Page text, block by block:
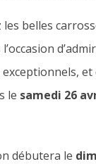
les belles
et
le samedi 26
débutera le